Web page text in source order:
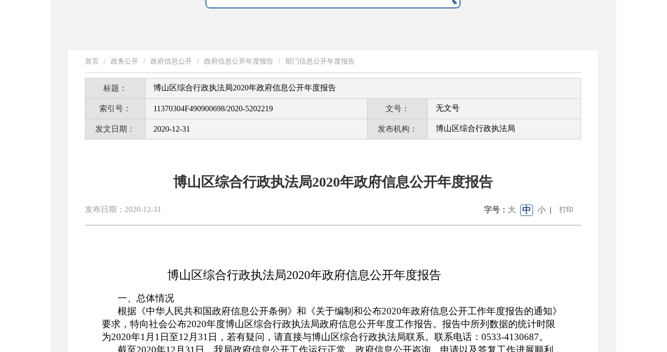
首页 / 政务公开 / 政府信息公开 / 政府信息公开年度报告 / 部门信息公开年度报告
标题： 博山区综合行政执法局2020年政府信息公开年度报告
索引号： 11370304F490900698/2020-5202219 文号： 无文号
发文日期： 2020-12-31 发布机构： 博山区综合行政执法局
博山区综合行政执法局2020年政府信息公开年度报告
发布日期：2020-12-31 字号： 大 中 小 | 打印
博山区综合行政执法局2020年政府信息公开年度报告
一、总体情况
根据《中华人民共和国政府信息公开条例》和《关于编制和公布2020年政府信息公开工作年度报告的通知》
要求，特向社会公布2020年度博山区综合行政执法局政府信息公开年度工作报告。报告中所列数据的统计时限
为2020年1月1日至12月31日，若有疑问，请直接与博山区综合行政执法局联系。 联系电话：0533-4130687。
截至2020年12月31日， 我局政府信息公开工作运行正常，政府信息公开咨询、申请以及答复工作进展顺利，